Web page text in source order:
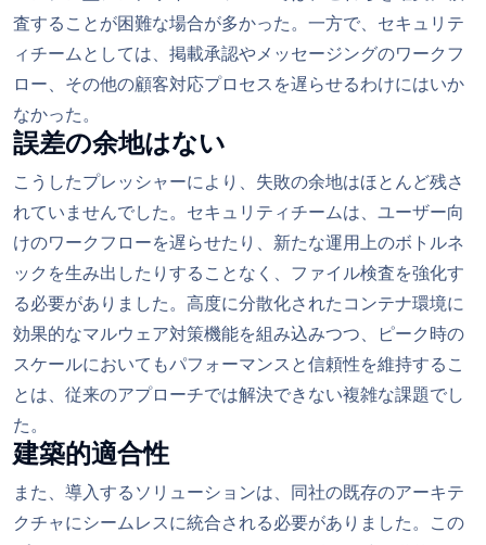
査することが困難な場合が多かった。一方で、セキュリテ
ィチームとしては、掲載承認やメッセージングのワークフ
ロー、その他の顧客対応プロセスを遅らせるわけにはいか
なかった。
誤差の余地はない
こうしたプレッシャーにより、失敗の余地はほとんど残さ
れていませんでした。セキュリティチームは、ユーザー向
けのワークフローを遅らせたり、新たな運用上のボトルネ
ックを生み出したりすることなく、ファイル検査を強化す
る必要がありました。高度に分散化されたコンテナ環境に
効果的なマルウェア対策機能を組み込みつつ、ピーク時の
スケールにおいてもパフォーマンスと信頼性を維持するこ
とは、従来のアプローチでは解決できない複雑な課題でし
た。
建築的適合性
また、導入するソリューションは、同社の既存のアーキテ
クチャにシームレスに統合される必要がありました。この